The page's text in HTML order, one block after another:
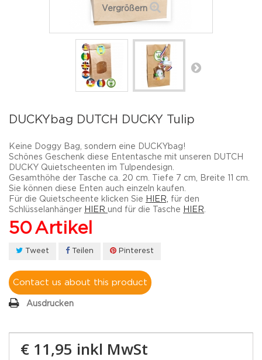
Vergrößern
DUCKYbag DUTCH DUCKY Tulip
Keine Doggy Bag, sondern eine DUCKYbag!
Schönes Geschenk diese Ententasche mit unseren DUTCH
DUCKY Quietscheenten im Tulpendesign.
Gesamthöhe der Tasche ca. 20 cm.
Tiefe 7 cm, Breite 11 cm.
Sie können diese Enten auch einzeln kaufen.
Für die Quietscheente klicken Sie
HIER,
für den
Schlüsselanhänger HIER und für die Tasche HIER
50Artikel
Tweet Teilen Pinterest
Contact us about this product
Ausdrucken
€ 11,95 inkl MwSt